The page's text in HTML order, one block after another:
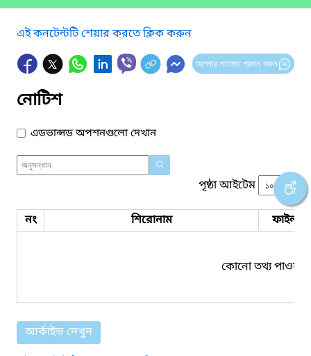
এই কনটেন্টটি শেয়ার করতে ক্লিক করুন
আপনার মতামত প্রদান করুন
নোটিশ
এডভান্সড অপশনগুলো দেখান
পৃষ্ঠা আইটেম
নং শিরোনাম ফাইল
কোনো তথ্য পাওয়া
আর্কাইভ দেখুন